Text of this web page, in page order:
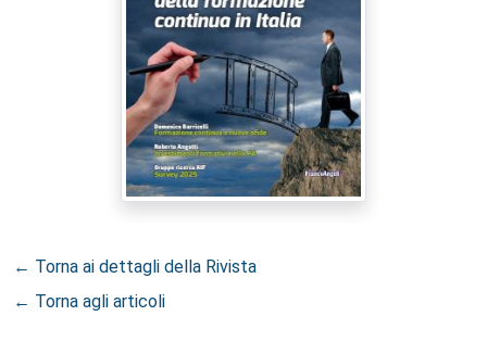
← Torna ai dettagli della Rivista
← Torna agli articoli